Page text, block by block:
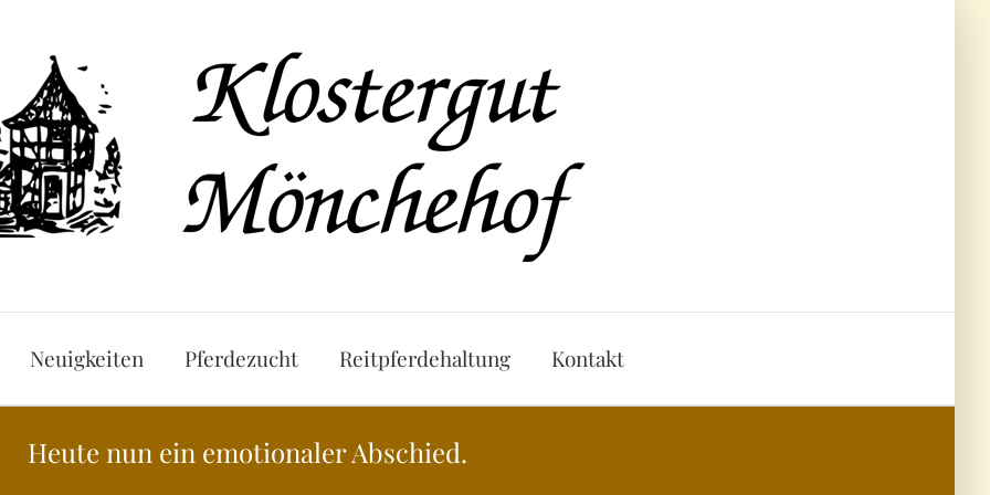
Neuigkeiten Pferdezucht Reitpferdehaltung Kontakt
Heute nun ein emotionaler Abschied.